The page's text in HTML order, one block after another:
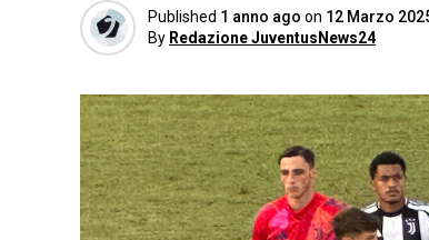
Published 1 anno ago on 12 Marzo
By Redazione JuventusNews24